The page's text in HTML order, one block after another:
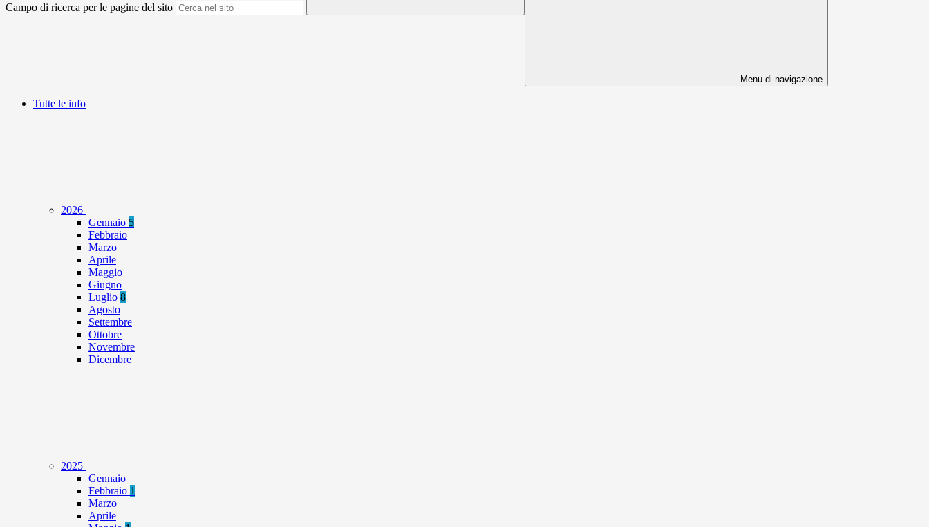
Campo di ricerca per le pagine del sito
Menu di navigazione
Tutte le info
2026
Gennaio 5
Febbraio
Marzo
Aprile
Maggio
Giugno
Luglio 8
Agosto
Settembre
Ottobre
Novembre
Dicembre
2025
Gennaio
Febbraio 1
Marzo
Aprile